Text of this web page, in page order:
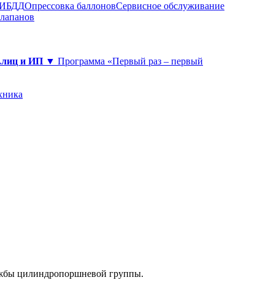
Опрессовка баллоновСервисное обслуживание
и ИП ▼ Программа «Первый раз – первый
цилиндропоршневой группы.